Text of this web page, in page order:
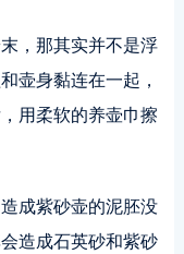
，那其实并不是浮
壶身黏连在一起，
用柔软的养壶巾擦
成紫砂壶的泥胚没
造成石英砂和紫砂